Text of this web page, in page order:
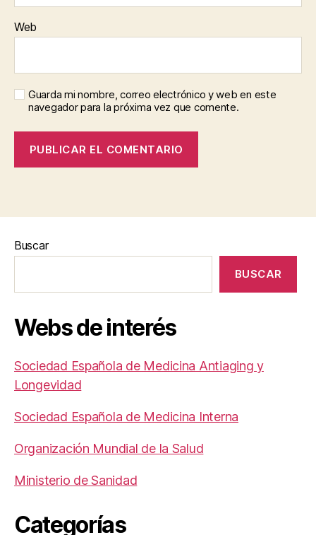
Web
Guarda mi nombre, correo electrónico y web en este
navegador para la próxima vez que comente.
Buscar
BUSCAR
Webs de interés
Sociedad Española de Medicina Antiaging y
Longevidad
Sociedad Española de Medicina Interna
Organización Mundial de la Salud
Ministerio de Sanidad
Categorías